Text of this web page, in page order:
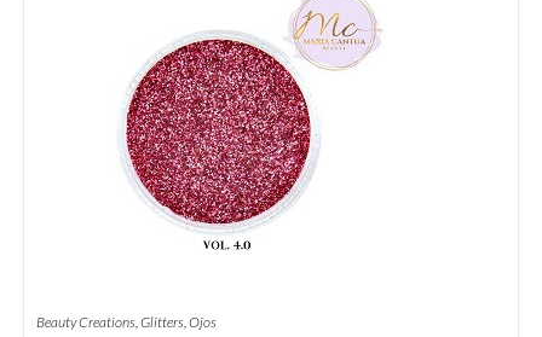
Beauty Creations, Glitters, Ojos